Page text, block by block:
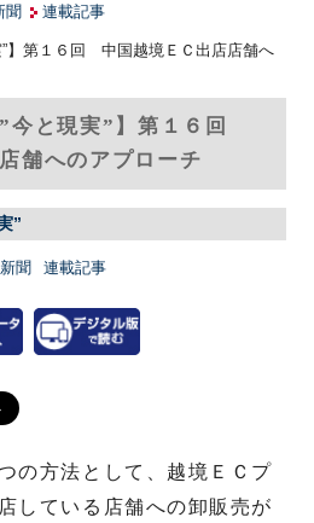
聞
連載記事
”】第１６回 中国越境ＥＣ出店店舗へ
”今と現実”】第１６回
舗へのアプローチ
”
聞 連載記事
の方法として、越境ＥＣプ
している店舗への卸販売が